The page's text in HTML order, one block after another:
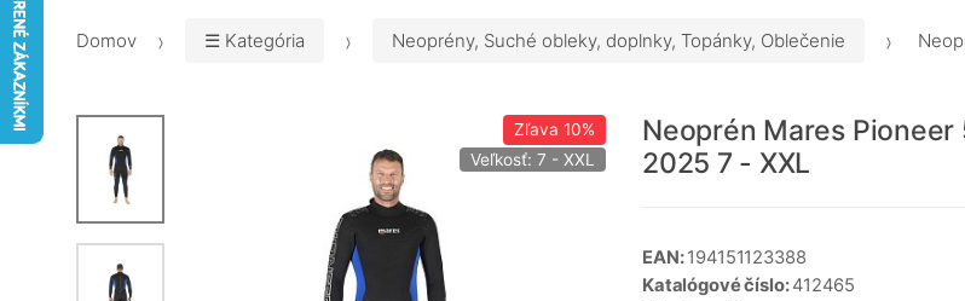
Domov ☰ Kategória Neoprény, Suché obleky, doplnky, Topánky, Oblečenie
Zľava 10%
Veľkosť: 7 - XXL
Neoprén Mares Pioneer
2025 7 - XXL
EAN:194151123388
Katalógové číslo:412465